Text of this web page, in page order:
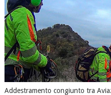
Addestramento congiunto tra